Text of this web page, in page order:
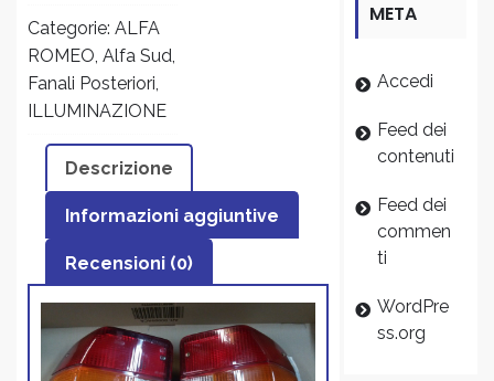
Sud
Berlina
tutti
i
quantity
Categorie: ALFA
ROMEO Alfa Sud
Fanali Posteriori
ILLUMINAZIONE
Descrizione
Informazioni aggiuntive
Recensioni (0)
META
Accedi
Feed dei
contenuti
Feed dei
commen
ti
WordPre
ss.org